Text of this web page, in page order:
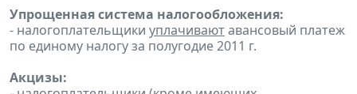
Упрощенная система налогообложения:
- налогоплательщики уплачиваютавансовый платеж
по единому налогу за полугодие 2011 г.
Акцизы: